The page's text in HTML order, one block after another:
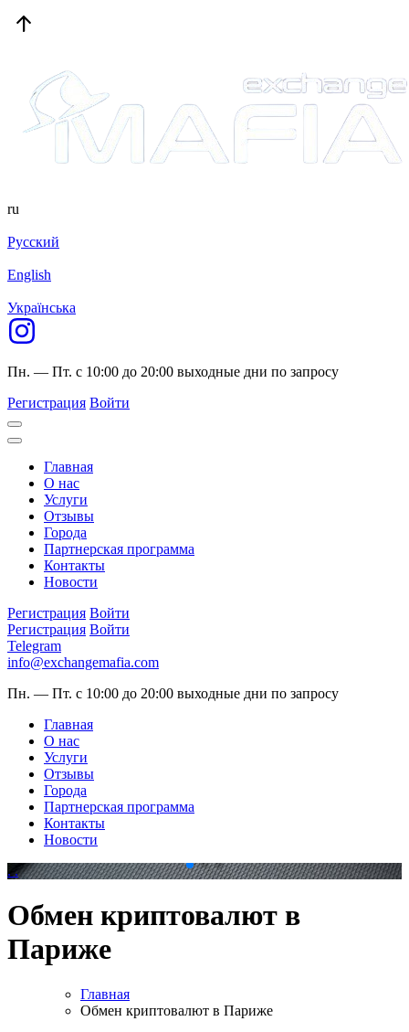
ru
Русский
English
Українська
Пн. — Пт. с 10:00 до 20:00 выходные дни по запросу
Регистрация Войти
Главная
О нас
Услуги
Отзывы
Города
Партнерская программа
Контакты
Новости
Регистрация Войти
Регистрация Войти
Telegram
info@exchangemafia.com
Пн. — Пт. с 10:00 до 20:00 выходные дни по запросу
Главная
О нас
Услуги
Отзывы
Города
Партнерская программа
Контакты
Новости
. .
Обмен криптовалют в
Париже
Главная
Обмен криптовалют в Париже